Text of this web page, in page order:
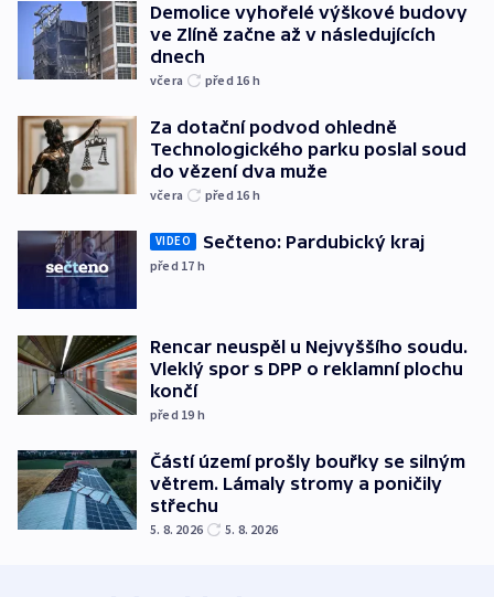
Demolice vyhořelé výškové budovy
ve Zlíně začne až v následujících
dnech
včera před 16 h
Za dotační podvod ohledně
Technologického parku poslal soud
do vězení dva muže
včera před 16 h
VIDEO Sečteno: Pardubický kraj
před 17 h
Rencar neuspěl u Nejvyššího soudu.
Vleklý spor s DPP o reklamní plochu
končí
před 19 h
Částí území prošly bouřky se silným
větrem. Lámaly stromy a poničily
střechu
5. 8. 2026 5. 8. 2026